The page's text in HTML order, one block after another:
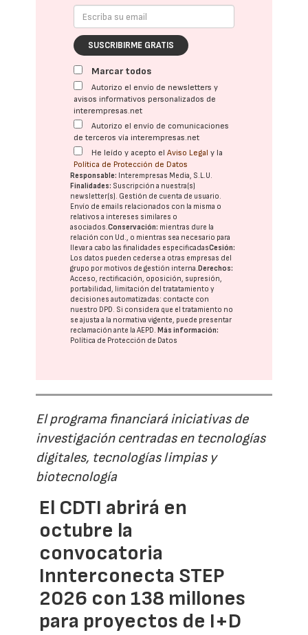
SUSCRIBIRME GRATIS
Marcar todos
Autorizo el envío de newsletters y
avisos informativos personalizados de
interempresas.net
Autorizo el envío de comunicaciones
de terceros vía interempresas.net
He leído y acepto elAviso Legal y la
Política de Protección de Datos
Responsable: Interempresas Media, S.L.U.
Finalidades: Suscripción a nuestra(s)
newsletter(s). Gestión de cuenta de usuario.
Envío de emails relacionados con la misma o
relativos a intereses similares o
asociados.Conservación: mientras dure la
relación con Ud., o mientras sea necesario para
llevar a cabo las finalidades especificadasCesión:
Los datos pueden cederse a otras empresas del
grupo por motivos de gestión interna. Derechos:
Acceso, rectificación, oposición, supresión,
portabilidad, limitación del tratatamiento y
decisiones automatizadas: contacte con
nuestro DPD. Si considera que el tratamiento no
se ajusta a la normativa vigente, puede presentar
reclamación ante laAEPD. Más información:
Política de Protección de Datos
El programa financiará iniciativas de
investigación centradas en tecnologías
digitales, tecnologías limpias y
biotecnología
El CDTI abrirá en
octubre la
convocatoria
Innterconecta STEP
2026 con 138 millones
para proyectos de I+D